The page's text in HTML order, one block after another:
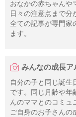
おなかの赤ちゃんや
日々の注意点まで分
全ての記事が専門家
ます。
みんなの成長ア
自分の子と同じ誕生
です。同じ月齢や年
んのママとのコミュ
ご自身のお子さんの